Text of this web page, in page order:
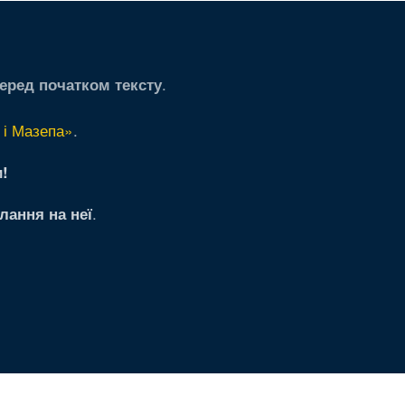
початком тексту.
Мазепа».
на неї.